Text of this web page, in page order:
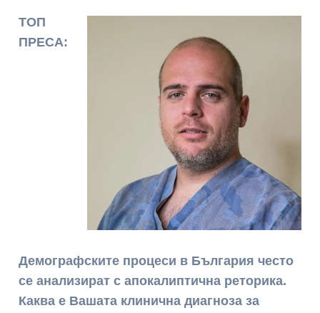
ТОП
ПРЕСА:
Демографските процеси в България често
се анализират с апокалиптична реторика.
Каква е Вашата клинична диагноза за